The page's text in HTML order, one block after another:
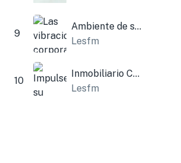
9
Ambiente de silbato de meditación
Lesfm
10
Inmobiliario Corporativo
Lesfm